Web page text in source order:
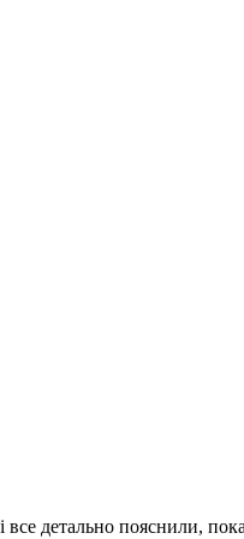
детально пояснили,